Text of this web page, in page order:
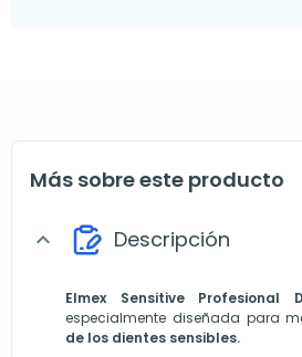
Más sobre este producto
expand_more Descripción
Elmex Sensitive Profesional
especialmente diseñada para
de los dientes sensibles.